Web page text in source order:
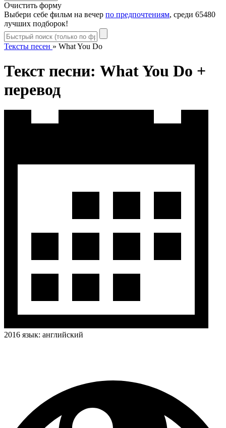
Очистить форму
Выбери себе фильм на вечер по предпочтениям, среди 65480
лучших подборок!
Тексты песен » What You Do
Текст песни: What You Do +
перевод
2016 язык: английский